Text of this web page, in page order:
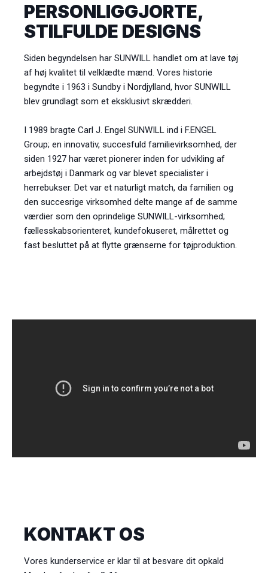
PERSONLIGGJORTE,
STILFULDE DESIGNS
Siden begyndelsen har SUNWILL handlet om at lave tøj
af høj kvalitet til velklædte mænd. Vores historie
begyndte i 1963 i Sundby i Nordjylland, hvor SUNWILL
blev grundlagt som et eksklusivt skrædderi.
I 1989 bragte Carl J. Engel SUNWILL ind i F.ENGEL
Group; en innovativ, succesfuld familievirksomhed, der
siden 1927 har været pionerer inden for udvikling af
arbejdstøj i Danmark og var blevet specialister i
herrebukser. Det var et naturligt match, da familien og
den succesrige virksomhed delte mange af de samme
værdier som den oprindelige SUNWILL-virksomhed;
fællesskabsorienteret, kundefokuseret, målrettet og
fast besluttet på at flytte grænserne for tøjproduktion.
KONTAKT OS
Vores kunderservice er klar til at besvare dit opkald